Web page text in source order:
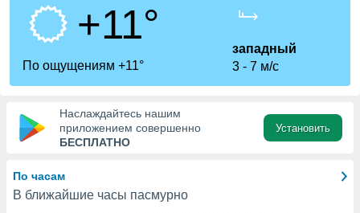
Вы можете
к этому
доступ
+11°
По ощущениям +11°
западный
3
7 м/с
Наслаждайтесь нашим
приложением совершенно
БЕСПЛАТНО
Установить
По часам
В ближайшие часы пасмурно